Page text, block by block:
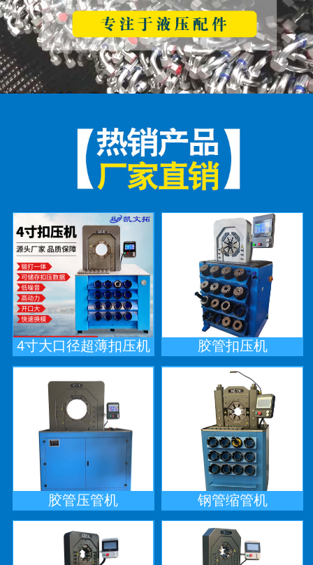
4寸大口径超薄扣压机 胶管扣压机
胶管压管机 钢管缩管机